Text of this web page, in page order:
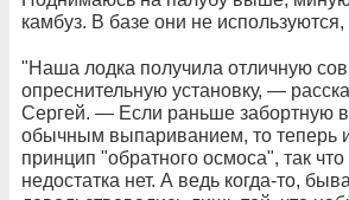
камбуз. В базе они не
"Наша лодка получила отличную
опреснительную установку, —
Сергей. — Если раньше забортную
обычным выпариванием, то теперь
принцип "обратного осмоса", так
недостатка нет. А ведь когда-то,